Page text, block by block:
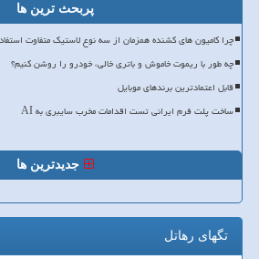
پربحث ترین ها
چرا کامیون های کشنده همزمان از سه نوع لاستیک متفاوت
چه طور با ریموت خاموش و باتری خالی، خودرو را روشن کنیم؟
قابل اعتمادترین برندهای موبایل
ساخت پلت فرم ایرانی تست اقدامات مخرب سایبری به AI
جدیدترین ها
تگهای رهاتل